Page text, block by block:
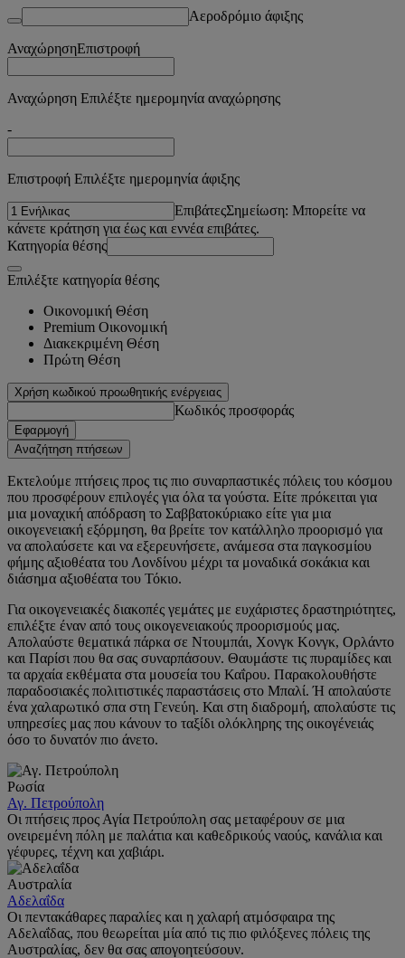
Αεροδρόμιο άφιξης
ΑναχώρησηΕπιστροφή
Αναχώρηση Επιλέξτε ημερομηνία αναχώρησης
-
Επιστροφή Επιλέξτε ημερομηνία άφιξης
ΕπιβάτεςΣημείωση: Μπορείτε να
κάνετε κράτηση για έως και εννέα επιβάτες.
Κατηγορία θέσης
Επιλέξτε κατηγορία θέσης
Οικονομική Θέση
Premium Οικονομική
Διακεκριμένη Θέση
Πρώτη Θέση
Χρήση κωδικού προωθητικής ενέργειας
Κωδικός προσφοράς
Εφαρμογή
Αναζήτηση πτήσεων
Εκτελούμε πτήσεις προς τις πιο συναρπαστικές πόλεις του κόσμου
που προσφέρουν επιλογές για όλα τα γούστα. Είτε πρόκειται για
μια μοναχική απόδραση το Σαββατοκύριακο είτε για μια
οικογενειακή εξόρμηση, θα βρείτε τον κατάλληλο προορισμό για
να απολαύσετε και να εξερευνήσετε, ανάμεσα στα παγκοσμίου
φήμης αξιοθέατα του Λονδίνου μέχρι τα μοναδικά σοκάκια και
διάσημα αξιοθέατα του Τόκιο.
Για οικογενειακές διακοπές γεμάτες με ευχάριστες δραστηριότητες,
επιλέξτε έναν από τους οικογενειακούς προορισμούς μας.
Απολαύστε θεματικά πάρκα σε Ντουμπάι, Χονγκ Κονγκ, Ορλάντο
και Παρίσι που θα σας συναρπάσουν. Θαυμάστε τις πυραμίδες και
τα αρχαία εκθέματα στα μουσεία του Καΐρου. Παρακολουθήστε
παραδοσιακές πολιτιστικές παραστάσεις στο Μπαλί. Ή απολαύστε
ένα χαλαρωτικό σπα στη Γενεύη. Και στη διαδρομή, απολαύστε τις
υπηρεσίες μας που κάνουν το ταξίδι ολόκληρης της οικογένειάς
όσο το δυνατόν πιο άνετο.
Ρωσία
Αγ. Πετρούπολη
Οι πτήσεις προς Αγία Πετρούπολη σας μεταφέρουν σε μια
ονειρεμένη πόλη με παλάτια και καθεδρικούς ναούς, κανάλια και
γέφυρες, τέχνη και χαβιάρι.
Αυστραλία
Αδελαΐδα
Οι πεντακάθαρες παραλίες και η χαλαρή ατμόσφαιρα της
Αδελαΐδας, που θεωρείται μία από τις πιο φιλόξενες πόλεις της
Αυστραλίας, δεν θα σας απογοητεύσουν.